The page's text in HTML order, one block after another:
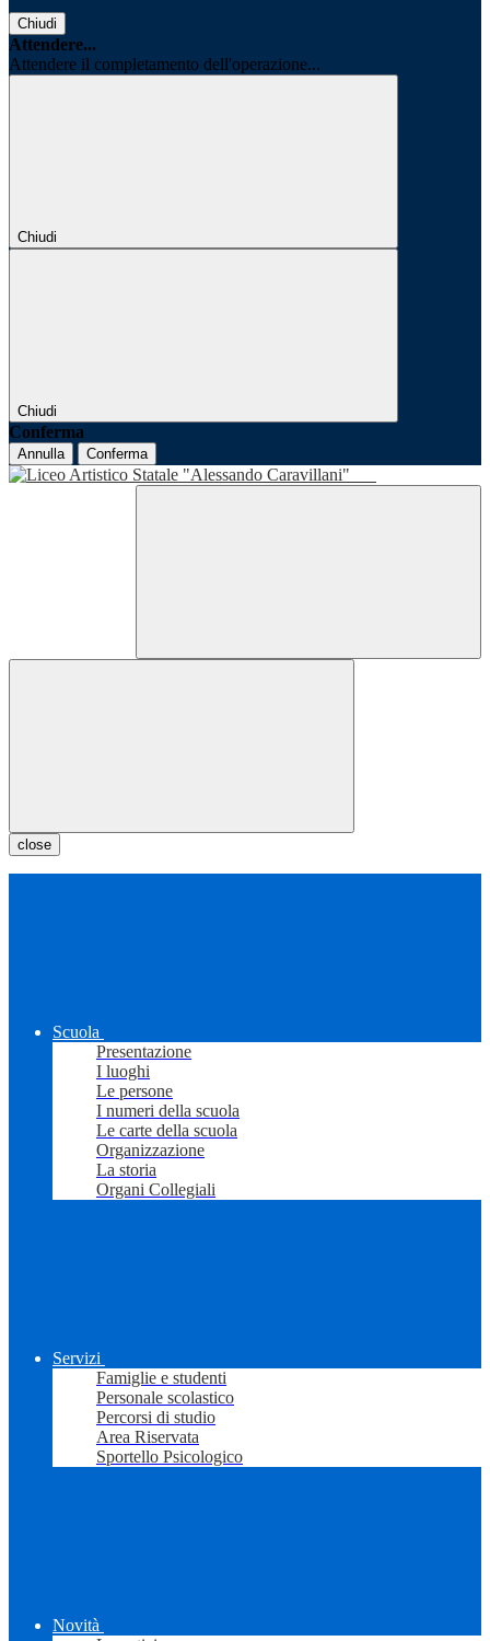
Chiudi
Attendere...
Attendere il completamento dell'operazione...
Chiudi
Chiudi
Conferma
Annulla Conferma
close
Scuola
Presentazione
I luoghi
Le persone
I numeri della scuola
Le carte della scuola
Organizzazione
La storia
Organi Collegiali
Servizi
Famiglie e studenti
Personale scolastico
Percorsi di studio
Area Riservata
Sportello Psicologico
Novità